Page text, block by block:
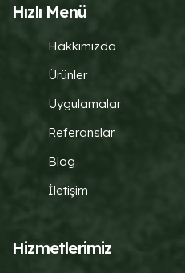
Hızlı Menü
Hakkımızda
Ürünler
Uygulamalar
Referanslar
Blog
İletişim
Hizmetlerimiz